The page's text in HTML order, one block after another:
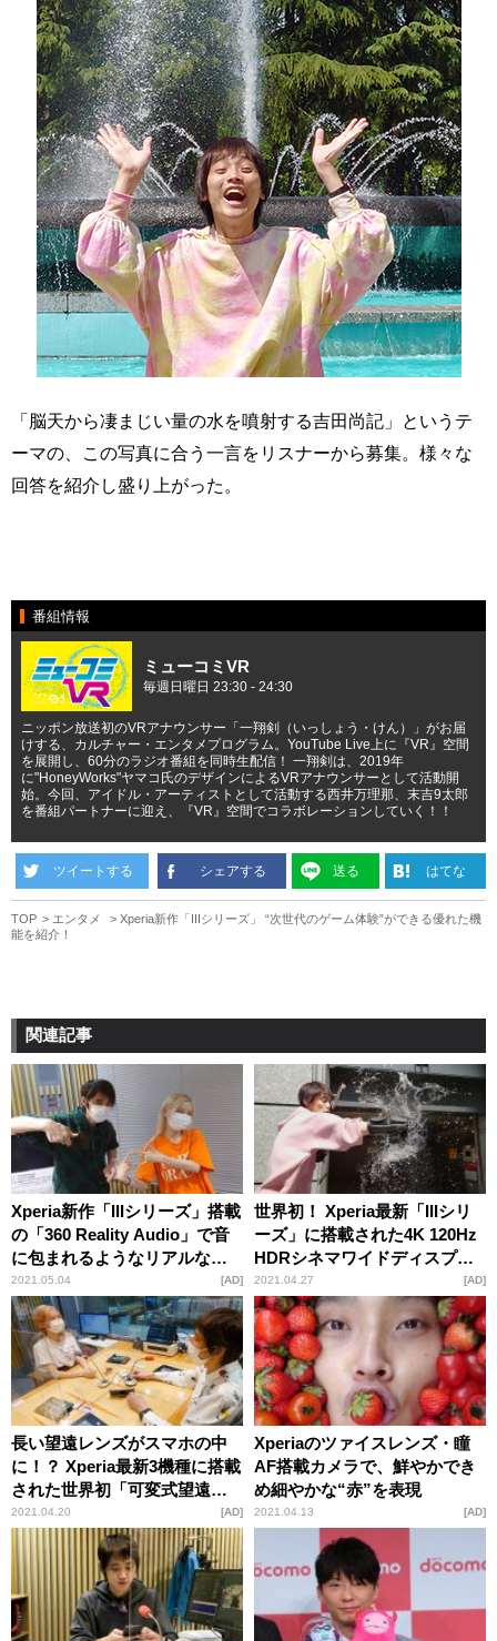
「脳天から凄まじい量の水を噴射する吉田尚記」というテ
ーマの、この写真に合う一言をリスナーから募集。様々な
回答を紹介し盛り上がった。
番組情報
ミューコミVR
毎週日曜日 23:30 - 24:30
ニッポン放送初のVRアナウンサー「一翔剣（いっしょう・けん）」がお届
けする、カルチャー・エンタメプログラム。YouTube Live上に『VR』空間
を展開し、60分のラジオ番組を同時生配信！ 一翔剣は、2019年
に"HoneyWorks"ヤマコ氏のデザインによるVRアナウンサーとして活動開
始。今回、アイドル・アーティストとして活動する西井万理那、末吉9太郎
を番組パートナーに迎え、『VR』空間でコラボレーションしていく！！
ツイートする シェアする 送る はてな
TOP エンタメ
Xperia新作「IIIシリーズ」 “次世代のゲーム体験”ができる優れた機
能を紹介！
関連記事
Xperia新作「IIIシリーズ」搭載
の「360 Reality Audio」で音
に包まれるようなリアルな音
楽体験を
2021.05.04 AD
世界初！ Xperia最新「IIIシリ
ーズ」に搭載された4K 120Hz
HDRシネマワイドディスプレ
イを徹底解説
2021.04.27 AD
長い望遠レンズがスマホの中
に！？ Xperia最新3機種に搭載
された世界初「可変式望遠レ
ンズ」とは
2021.04.20 AD
Xperiaのツァイスレンズ・瞳
AF搭載カメラで、鮮やかでき
め細やかな“赤”を表現
2021.04.13 AD